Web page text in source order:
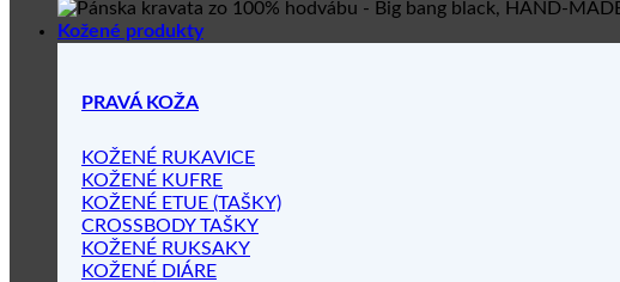
Kožené produkty
PRAVÁ KOŽA
KOŽENÉ RUKAVICE
KOŽENÉ KUFRE
KOŽENÉ ETUE (TAŠKY)
CROSSBODY TAŠKY
KOŽENÉ RUKSAKY
KOŽENÉ DIÁRE